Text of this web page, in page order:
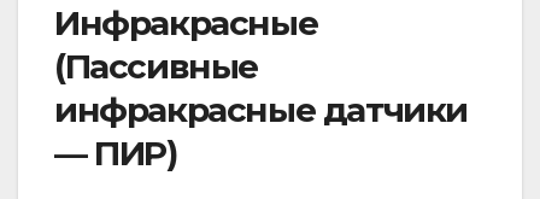
Инфракрасные
(Пассивные
инфракрасные датчики
— ПИР)